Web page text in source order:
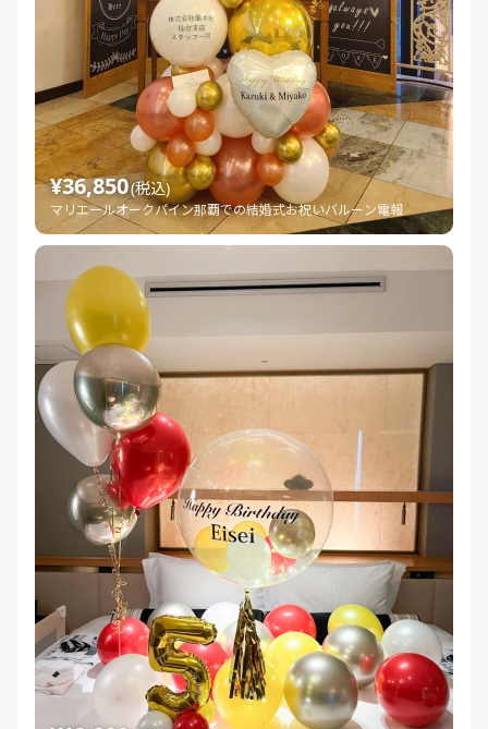
¥36,850(税込)
マリエールオークパイン那覇での結婚式お祝いバルーン電報